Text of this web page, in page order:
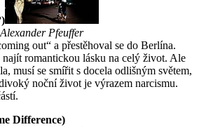
Pfeuffer
out“ a přestěhoval se do Berlína.
romantickou lásku na celý život. Ale
musí se smířit s docela odlišným světem,
noční život je výrazem narcismu.
Difference)